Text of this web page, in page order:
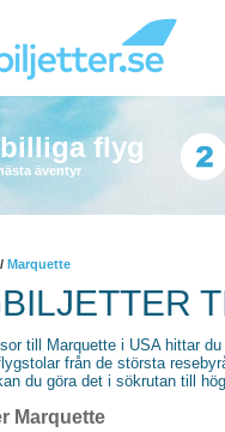
flyg
äventyr
/ Marquette
till Marquette i USA hittar
från de största
du göra det i sökrutan till
Marquette